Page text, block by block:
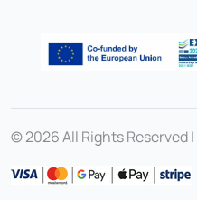
© 2026 All Rights Reserved |